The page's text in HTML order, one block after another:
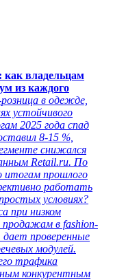
как владельцам
из каждого
в одежде,
устойчивого
2025 года спад
8-15 %,
снижался
Retail.ru. По
итогам прошлого
работать
условиях?
при низком
продажам в fashion-
дает проверенные
модулей.
трафика
конкурентным